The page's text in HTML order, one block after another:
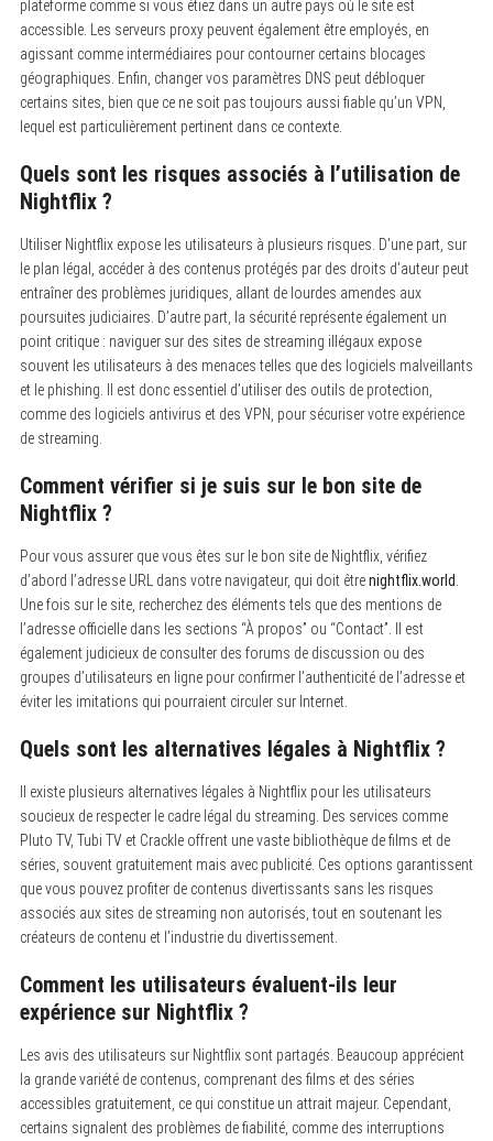
plateforme comme si vous étiez dans un autre pays où le site est
accessible. Les serveurs proxy peuvent également être employés, en
agissant comme intermédiaires pour contourner certains blocages
géographiques. Enfin, changer vos paramètres DNS peut débloquer
certains sites, bien que ce ne soit pas toujours aussi fiable qu’un VPN,
lequel est particulièrement pertinent dans ce contexte.
Quels sont les risques associés à l’utilisation de
Nightflix ?
Utiliser Nightflix expose les utilisateurs à plusieurs risques. D’une part, sur
le plan légal, accéder à des contenus protégés par des droits d’auteur peut
entraîner des problèmes juridiques, allant de lourdes amendes aux
poursuites judiciaires. D’autre part, la sécurité représente également un
point critique : naviguer sur des sites de streaming illégaux expose
souvent les utilisateurs à des menaces telles que des logiciels malveillants
et le phishing. Il est donc essentiel d’utiliser des outils de protection,
comme des logiciels antivirus et des VPN, pour sécuriser votre expérience
de streaming.
Comment vérifier si je suis sur le bon site de
Nightflix ?
Pour vous assurer que vous êtes sur le bon site de Nightflix, vérifiez
d’abord l’adresse URL dans votre navigateur, qui doit êtrenightflix.world
Une fois sur le site, recherchez des éléments tels que des mentions de
l’adresse officielle dans les sections “À propos” ou “Contact”. Il est
également judicieux de consulter des forums de discussion ou des
groupes d’utilisateurs en ligne pour confirmer l’authenticité de l’adresse et
éviter les imitations qui pourraient circuler sur Internet.
Quels sont les alternatives légales à Nightflix ?
Il existe plusieurs alternatives légales à Nightflix pour les utilisateurs
soucieux de respecter le cadre légal du streaming. Des services comme
Pluto TV, Tubi TV et Crackle offrent une vaste bibliothèque de films et de
séries, souvent gratuitement mais avec publicité. Ces options garantissent
que vous pouvez profiter de contenus divertissants sans les risques
associés aux sites de streaming non autorisés, tout en soutenant les
créateurs de contenu et l’industrie du divertissement.
Comment les utilisateurs évaluent-ils leur
expérience sur Nightflix ?
Les avis des utilisateurs sur Nightflix sont partagés. Beaucoup apprécient
la grande variété de contenus, comprenant des films et des séries
accessibles gratuitement, ce qui constitue un attrait majeur. Cependant,
certains signalent des problèmes de fiabilité, comme des interruptions